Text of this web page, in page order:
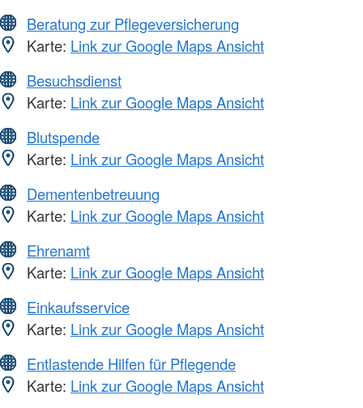
Beratung zur Pflegeversicherung
Karte: Link zur Google Maps Ansicht
Besuchsdienst
Karte: Link zur Google Maps Ansicht
Blutspende
Karte: Link zur Google Maps Ansicht
Dementenbetreuung
Karte: Link zur Google Maps Ansicht
Ehrenamt
Karte: Link zur Google Maps Ansicht
Einkaufsservice
Karte: Link zur Google Maps Ansicht
Entlastende Hilfen für Pflegende
Karte: Link zur Google Maps Ansicht